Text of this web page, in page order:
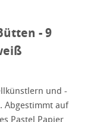
- 9
und -
Abgestimmt auf
Pastel Papier